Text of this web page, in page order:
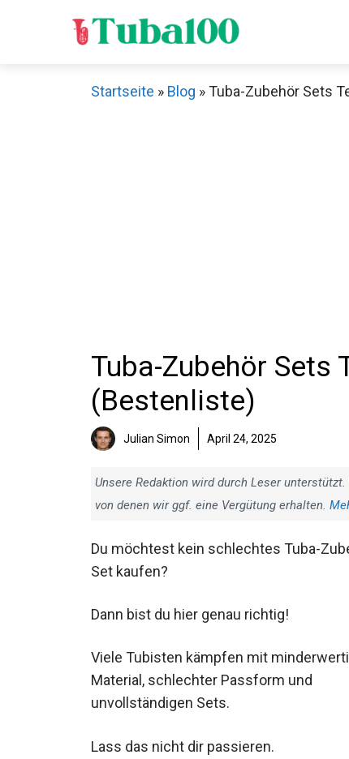
Startseite » Blog »Tuba-Zubehör Sets
Tuba-Zubehör Sets
(Bestenliste)
Julian Simon April 24, 2025
Unsere Redaktion wird durch Leser
von denen wir ggf. eine Vergütung erhalten.
Du möchtest kein schlechtes Tuba-
Set kaufen?
Dann bist du hier genau richtig!
Viele Tubisten kämpfen mit
minderwertigem Material, schlechter
Passform und unvollständigen Sets.
Lass das nicht dir passieren.